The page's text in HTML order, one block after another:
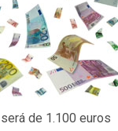
de 1.100 euros